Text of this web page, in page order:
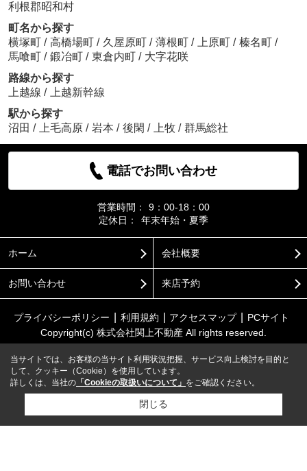
利根郡昭和村
町名から探す
横塚町 / 高橋場町 / 久屋原町 / 薄根町 / 上原町 / 榛名町 /
馬喰町 / 鍛冶町 / 東倉内町 / 大字花咲
路線から探す
上越線 /
上越新幹線
駅から探す
沼田 / 上毛高原 / 岩本 / 後閑 / 上牧 / 群馬総社
電話でお問い合わせ
営業時間：
9：00-18：00
定休日：
年末年始・夏季
ホーム 会社概要
お問い合わせ 来店予約
プライバシーポリシー 利用規約 アクセスマップ
PCサイト
Copyright(c) 株式会社関上不動産 All rights reserved.
当サイトでは、お客様の当サイト利用状況把握、サービス向上検討を目的と
して、クッキー（Cookie）を使用しています。
詳しくは、当社の 「Cookieの取扱いについて」 をご確認ください。
閉じる